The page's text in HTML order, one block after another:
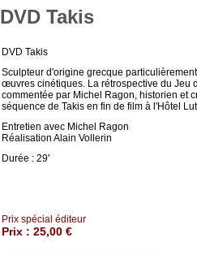
DVD Takis
DVD Takis
Sculpteur d'origine grecque
œuvres cinétiques. La rétrospective du Jeu
commentée par Michel Ragon, historien et
séquence de Takis en fin de film à l'Hôtel
Entretien avec Michel Ragon
Réalisation Alain Vollerin
Durée : 29'
Prix spécial éditeur
Prix : 25,00 €